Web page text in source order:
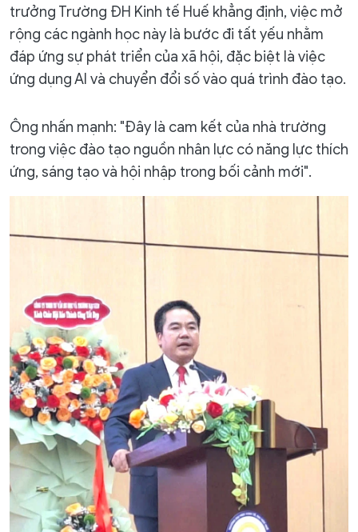
trưởng Trường ĐH Kinh tế Huế khẳng định, việc mở
rộng các ngành học này là bước đi tất yếu nhằm
đáp ứng sự phát triển của xã hội, đặc biệt là việc
ứng dụng AI và chuyển đổi số vào quá trình đào tạo.
Ông nhấn mạnh: "Đây là cam kết của nhà trường
trong việc đào tạo nguồn nhân lực có năng lực thích
ứng, sáng tạo và hội nhập trong bối cảnh mới".